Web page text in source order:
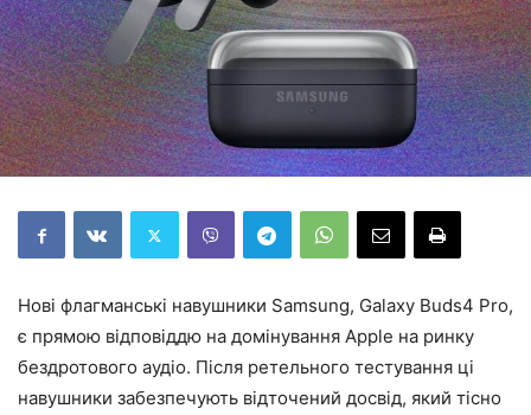
Нові флагманські навушники Samsung, Galaxy Buds4 Pro,
є прямою відповіддю на домінування Apple на ринку
бездротового аудіо. Після ретельного тестування ці
навушники забезпечують відточений досвід, який тісно